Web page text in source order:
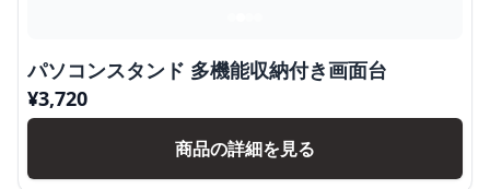
パソコンスタンド 多機能収納付き画面台
¥3,720
商品の詳細を見る